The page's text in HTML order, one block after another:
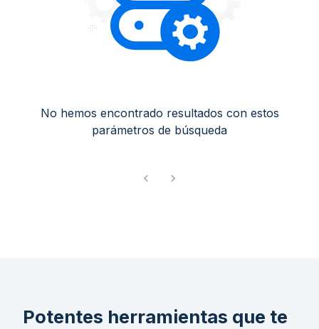
No hemos encontrado resultados con estos
parámetros de búsqueda
Potentes herramientas que te